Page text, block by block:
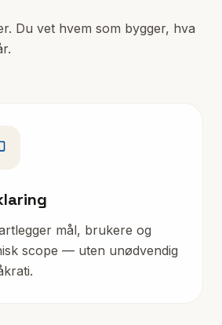
Du vet hvem som bygger, hva
mål, brukere og
scope — uten unødvendig